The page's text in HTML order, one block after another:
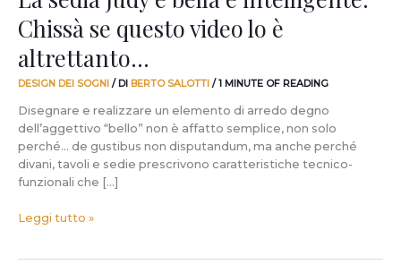
Chissà se questo video lo è
altrettanto…
DESIGN DEI SOGNI / DI BERTO SALOTTI /1 MINUTE OF READING
Disegnare e realizzare un elemento di arredo degno
dell’aggettivo “bello” non è affatto semplice, non solo
perché… de gustibus non disputandum, ma anche perché
divani, tavoli e sedie prescrivono caratteristiche tecnico-
funzionali che […]
Leggi tutto »